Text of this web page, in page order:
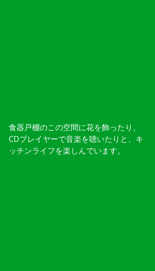
食器戸棚のこの空間に花を飾ったり、
CDプレイヤーで音楽を聴いたりと、キ
ッチンライフを楽しんでいます。